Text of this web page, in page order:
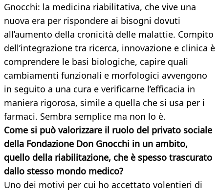
Gnocchi: la medicina riabilitativa, che vive una
nuova era per rispondere ai bisogni dovuti
all’aumento della cronicità delle malattie. Compito
dell’integrazione tra ricerca, innovazione e clinica è
comprendere le basi biologiche, capire quali
cambiamenti funzionali e morfologici avvengono
in seguito a una cura e verificarne l’efficacia in
maniera rigorosa, simile a quella che si usa per i
farmaci. Sembra semplice ma non lo è.
Come si può valorizzare il ruolo del privato sociale
della Fondazione Don Gnocchi in un ambito,
quello della riabilitazione, che è spesso trascurato
dallo stesso mondo medico?
Uno dei motivi per cui ho accettato volentieri di